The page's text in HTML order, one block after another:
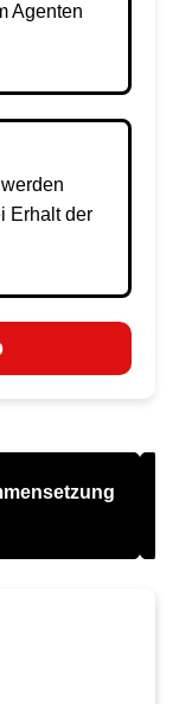
Agenten
Erhalt der